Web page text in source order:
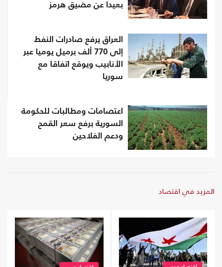
بعيدا عن مضيق هرمز
العراق يرفع صادرات النفط
إلى 770 ألف برميل يوميا عبر
الأنابيب ويوقع اتفاقا مع
سوريا
اعتصامات ومطالبات للحكومة
السورية برفع سعر القمح
ودعم الفلاحين
المزيد في اقتصاد